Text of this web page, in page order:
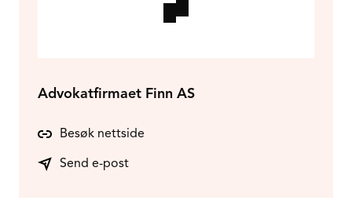
Advokatfirmaet Finn AS
Besøk nettside
Send e-post